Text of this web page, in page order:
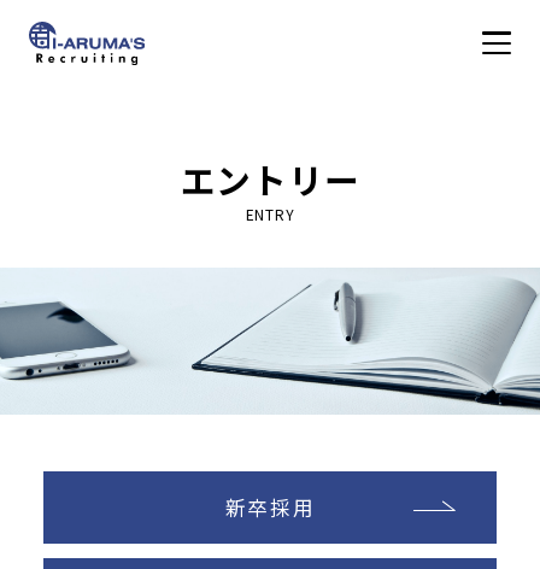
アイアルマーズ株式
仕事を知る
PEOPLE
社員を知る
数字で知る
エントリー
ENTRY
新卒採用